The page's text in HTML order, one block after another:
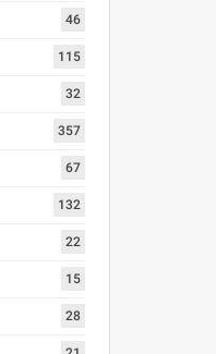
46
115
32
357
67
132
22
15
28